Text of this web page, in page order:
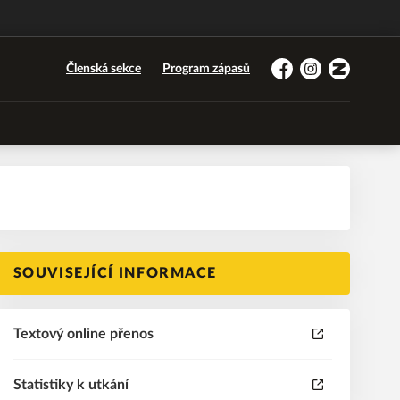
Členská sekce Program zápasů
FacebookInstagramZonerama
SOUVISEJÍCÍ INFORMACE
Textový online přenos
Statistiky k utkání